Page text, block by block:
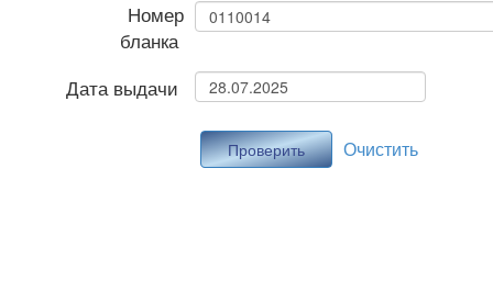
Номер
бланка
Дата выдачи
Проверить Очистить